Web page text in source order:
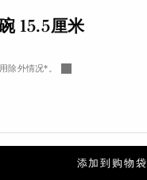
15.5厘米
除外情况*。
添加到购物袋